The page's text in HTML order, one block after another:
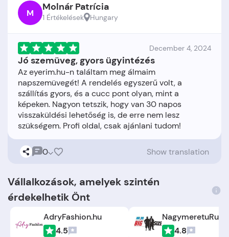
M Molnár Patrícia
1 Értékelések Hungary
December 4, 2024
Jó szemüveg, gyors ügyintézés
Az eyerim.hu-n találtam meg álmaim
napszemüvegét! A rendelés egyszerű volt, a
szállítás gyors, és a cucc pont olyan, mint a
képeken. Nagyon tetszik, hogy van 30 napos
visszaküldési lehetőség is, de erre nem lesz
0 Show translation
Vállalkozások, amelyek szintén
érdekelhetik Önt
AdryFashion.hu
4.5
4.8